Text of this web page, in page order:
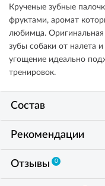
Крученые зубные
фруктами, аромат
любимца.
зубы собаки от налета
угощение идеально
тренировок.
Состав
Рекомендации
Отзывы 0